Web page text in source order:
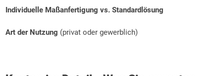
Individuelle Maßanfertigung vs. Standardlösung
Art der Nutzung (privat oder gewerblich)